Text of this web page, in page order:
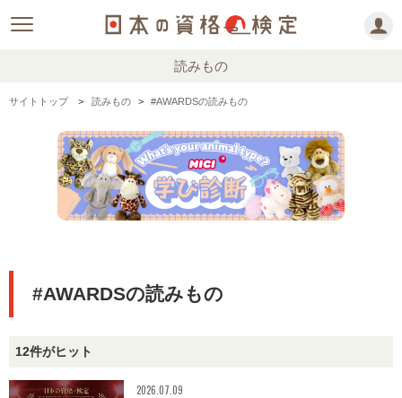
読みもの
サイトトップ 読みもの #AWARDSの読みもの
#AWARDSの読みもの
12件がヒット
2026.07.09